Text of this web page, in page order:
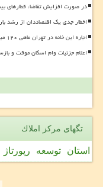
در صورت افزایش تقاضا، قطارهای
اخطار جدی یک اقتصاددان از رشد
اجاره این خانه در تهران ماهی ۱۲۰ میلیون تومان است
اعلام جزئیات وام اسکان موقت و
تگهای مركز املاك
استان توسعه رپورتاژ